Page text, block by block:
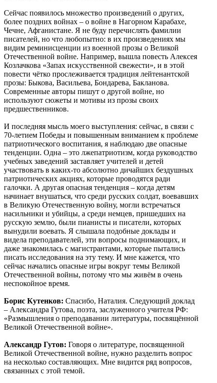
Сейчас появилось множество произведений о других,
более поздних войнах – о войне в Нагорном Карабахе,
Чечне, Афганистане. Я не буду перечислять фамилии
писателей, но что любопытно: в их произведениях мы
видим реминисценции из военной прозы о Великой
Отечественной войне. Например, вышла повесть Алексея
Козлачкова «Запах искусственной свежести», и в этой
повести чётко прослеживается традиция лейтенантской
прозы: Быкова, Васильева, Бондарева, Бакланова.
Современные авторы пишут о другой войне, но
используют сюжеты и мотивы из прозы своих
предшественников.
И последняя мысль моего выступления: сейчас, в связи с
70-летием Победы и повышенным вниманием к проблеме
патриотического воспитания, я наблюдаю две опасные
тенденции. Одна – это лжепатриотизм, когда руководство
учебных заведений заставляет учителей и детей
участвовать в каких-то абсолютно дичайших бездушных
патриотических акциях, которые проводятся ради
галочки. А другая опасная тенденция – когда детям
начинает внушаться, что среди русских солдат, воевавших
в Великую Отечественную войну, могли встречаться
насильники и убийцы, а среди немцев, пришедших на
русскую землю, были пианисты и писатели, которых
вынудили воевать. Я слышала подобные доклады и
видела преподавателей, эти вопросы поднимающих, и
даже знакомилась с магистрантами, которые пытались
писать исследования на эту тему. И мне кажется, что
сейчас начались опасные игры вокруг темы Великой
Отечественной войны, потому что мы живём в очень
неспокойное время.
Борис Кутенков: Спасибо, Наталия. Следующий доклад
– Александра Гутова, поэта, заслуженного учителя РФ:
«Размышления о преподавании литературы, посвящённой
Великой Отечественной войне».
Александр Гутов: Говоря о литературе, посвященной
Великой Отечественной войне, нужно разделить вопрос
на несколько составляющих. Мне видится ряд вопросов,
связанных с этой темой.